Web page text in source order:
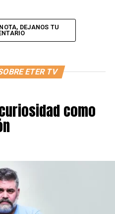
DEJANOS TU
ETER TV
como